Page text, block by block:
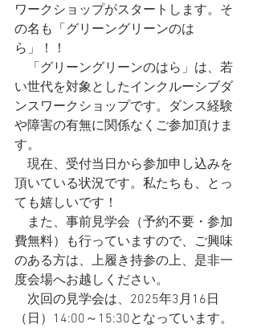
ワークショップがスタートします。そ
の名も「グリーングリーンのは
ら」！！
「グリーングリーンのはら」は、若
い世代を対象としたインクルーシブダ
ンスワークショップです。ダンス経験
や障害の有無に関係なくご参加頂けま
す。
現在、受付当日から参加申し込みを
頂いている状況です。私たちも、とっ
ても嬉しいです！
また、事前見学会（予約不要・参加
費無料）も行っていますので、ご興味
のある方は、上履き持参の上、是非一
度会場へお越しください。
次回の見学会は、2025年3月16日
（日）14:00～15:30となっています。